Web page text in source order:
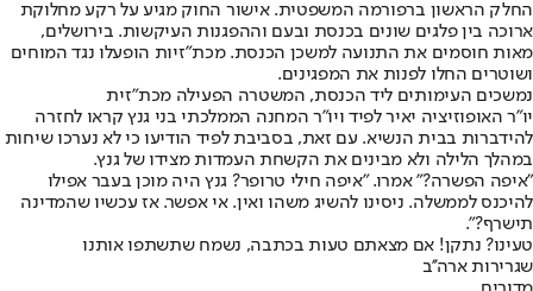
החלק הראשון ברפורמה המשפטית. אישור החוק מגיע על רקע מחלוקת
ארוכה בין פלגים שונים בכנסת ובעם וההפגנות העיקשות. בירושלים,
מאות חוסמים את התנועה למשכן הכנסת. מכת"זיות הופעלו נגד המוחים
ושוטרים החלו לפנות את המפגינים.
נמשכים העימותים ליד הכנסת, המשטרה הפעילה מכת"זית
יו"ר האופוזיציה יאיר לפיד ויו"ר המחנה הממלכתי בני גנץ קראו לחזרה
להידברות בבית הנשיא. עם זאת, בסביבת לפיד הודיעו כי לא נערכו שיחות
במהלך הלילה ולא מבינים את הקשחת העמדות מצידו של גנץ.
"איפה הפשרה?" אמרו. "איפה חילי טרופר? גנץ היה מוכן בעבר אפילו
להיכנס לממשלה. ניסינו להשיג משהו ואין. אי אפשר. אז עכשיו שהמדינה
תישרף?".
טעינו? נתקן! אם מצאתם טעות בכתבה, נשמח שתשתפו אותנו
שגרירות ארה''ב